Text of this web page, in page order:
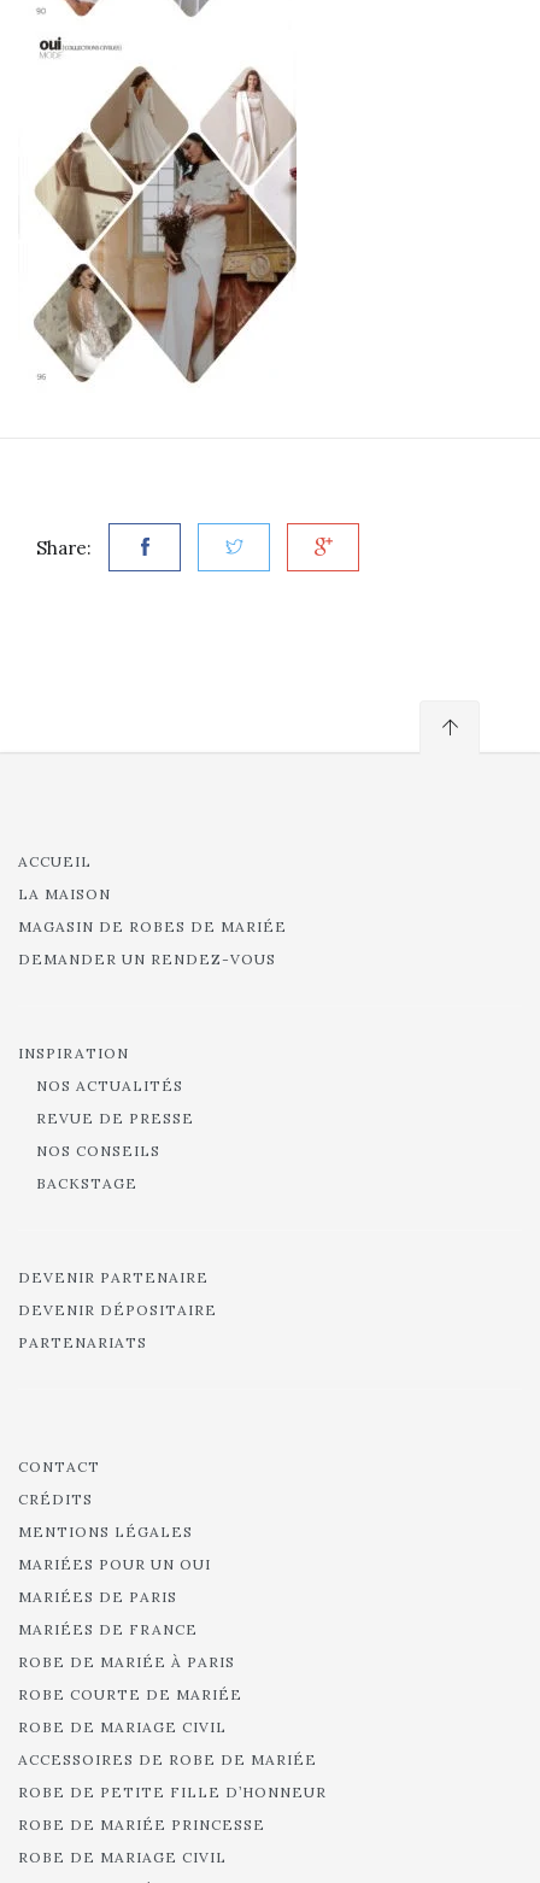
Share:
ACCUEIL
LA MAISON
MAGASIN DE ROBES DE MARIÉE
DEMANDER UN RENDEZ-VOUS
INSPIRATION
NOS ACTUALITÉS
REVUE DE PRESSE
NOS CONSEILS
BACKSTAGE
DEVENIR PARTENAIRE
DEVENIR DÉPOSITAIRE
PARTENARIATS
CONTACT
CRÉDITS
MENTIONS LÉGALES
MARIÉES POUR UN OUI
MARIÉES DE PARIS
MARIÉES DE FRANCE
ROBE DE MARIÉE À PARIS
ROBE COURTE DE MARIÉE
ROBE DE MARIAGE CIVIL
ACCESSOIRES DE ROBE DE MARIÉE
ROBE DE PETITE FILLE D’HONNEUR
ROBE DE MARIÉE PRINCESSE
ROBE DE MARIAGE CIVIL